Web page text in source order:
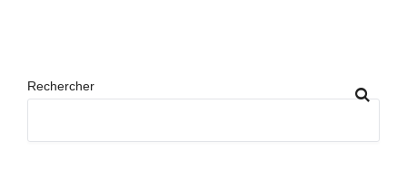
Rechercher